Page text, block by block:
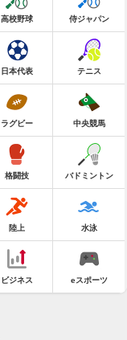
高校野球 侍ジャパン
日本代表 テニス
ラグビー 中央競馬
格闘技 バドミントン
陸上 水泳
ビジネス eスポーツ